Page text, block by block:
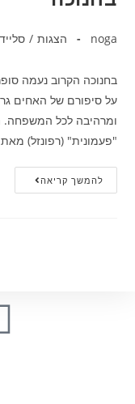
noga הצגות /
בחנוכה הקרוב נעמה
על סיפורם של האחים
ומרהיבה לכל
"פעמונית" (רפונזל)
להמשך קריאה